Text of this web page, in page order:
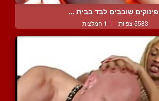
פינוקים שובבים לבד בבית ...
5583 צפיות | 1 המלצות